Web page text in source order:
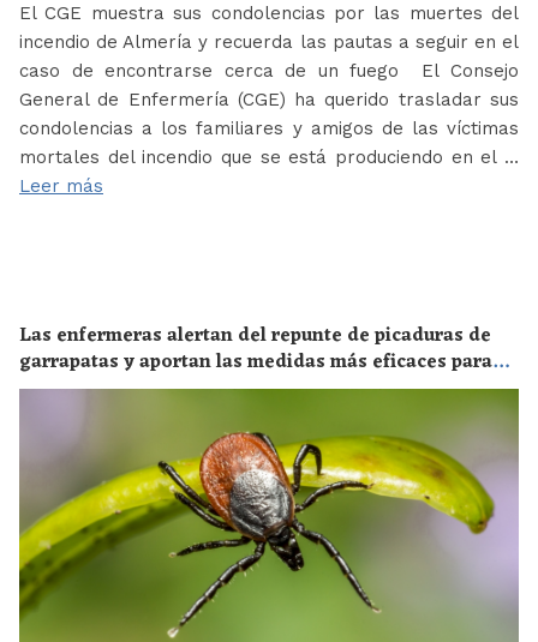
El CGE muestra sus condolencias por las muertes del
incendio de Almería y recuerda las pautas a seguir en el
caso de encontrarse cerca de un fuego El Consejo
General de Enfermería (CGE) ha querido trasladar sus
condolencias a los familiares y amigos de las víctimas
mortales del incendio que se está produciendo en el …
Leer más
Las enfermeras alertan del repunte de picaduras de
garrapatas y aportan las medidas más eficaces para
evitar las enfermedades derivadas